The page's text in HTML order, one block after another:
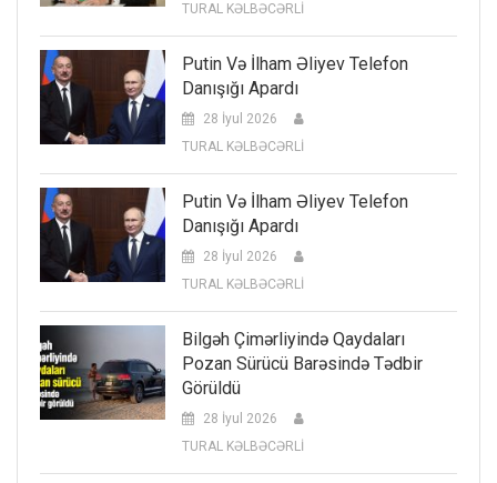
TURAL KƏLBƏCƏRLİ
Putin Və İlham Əliyev Telefon
Danışığı Apardı
28 İyul 2026
TURAL KƏLBƏCƏRLİ
Putin Və İlham Əliyev Telefon
Danışığı Apardı
28 İyul 2026
TURAL KƏLBƏCƏRLİ
Bilgəh Çimərliyində Qaydaları
Pozan Sürücü Barəsində Tədbir
Görüldü
28 İyul 2026
TURAL KƏLBƏCƏRLİ